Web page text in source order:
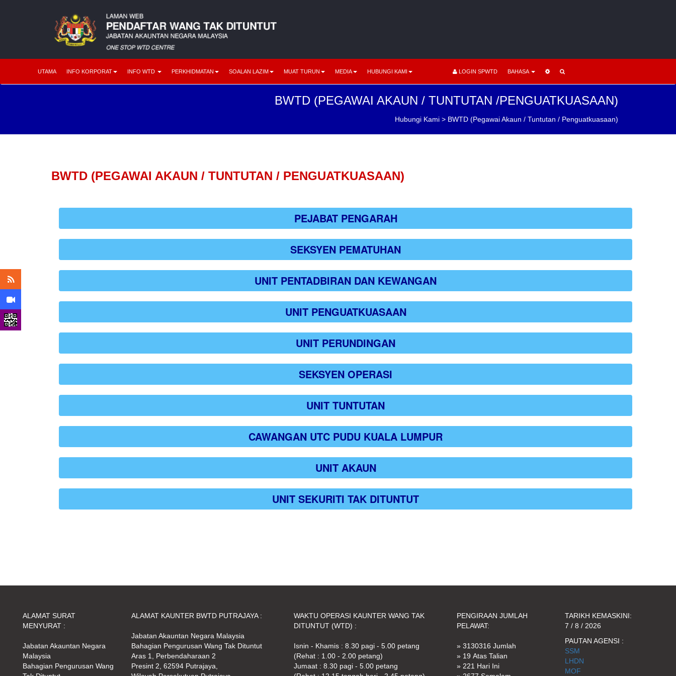
UTAMA INFO KORPORAT INFO WTD PERKHIDMATAN SOALAN LAZIM MUAT TURUN MEDIA HUBUNGI KAMI LOGIN SPWTD BAHASA
BWTD (PEGAWAI AKAUN / TUNTUTAN /PENGUATKUASAAN)
Hubungi Kami > BWTD (Pegawai Akaun / Tuntutan / Penguatkuasaan)
BWTD (PEGAWAI AKAUN / TUNTUTAN / PENGUATKUASAAN)
PEJABAT PENGARAH
SEKSYEN PEMATUHAN
UNIT PENTADBIRAN DAN KEWANGAN
UNIT PENGUATKUASAAN
UNIT PERUNDINGAN
SEKSYEN OPERASI
UNIT TUNTUTAN
CAWANGAN UTC PUDU KUALA LUMPUR
UNIT AKAUN
UNIT SEKURITI TAK DITUNTUT
ALAMAT SURAT
MENYURAT :
Jabatan Akauntan Negara
Malaysia
Bahagian Pengurusan Wang
ALAMAT KAUNTER BWTD PUTRAJAYA :
Jabatan Akauntan Negara Malaysia
Bahagian Pengurusan Wang Tak Dituntut
Aras 1, Perbendaharaan 2
Presint 2, 62594 Putrajaya,
WAKTU OPERASI KAUNTER WANG TAK
DITUNTUT (WTD) :
Isnin - Khamis : 8.30 pagi - 5.00 petang
(Rehat : 1.00 - 2.00 petang)
Jumaat : 8.30 pagi - 5.00 petang
PENGIRAAN JUMLAH
PELAWAT:
» 3130316 Jumlah
» 19 Atas Talian
» 221 Hari Ini
TARIKH KEMASKINI:
7 / 8 / 2026
PAUTAN AGENSI :
SSM
LHDN
MOF